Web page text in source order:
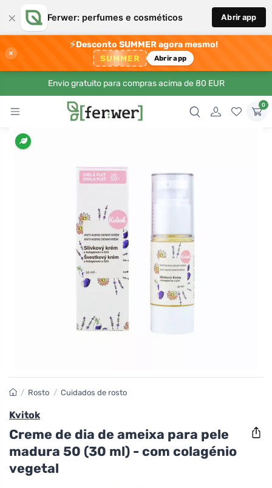
× Ferwer: perfumes e cosméticos Abrir app
×
⚡Desconto SUMMER agora mesmo!
SUMMER Abrir app
Envio gratuito para compras acima de 80 EUR
0
/ Rosto / Cuidados de rosto
Kvitok
Creme de dia de ameixa para pele
madura 50 (30 ml) - com colagénio
vegetal